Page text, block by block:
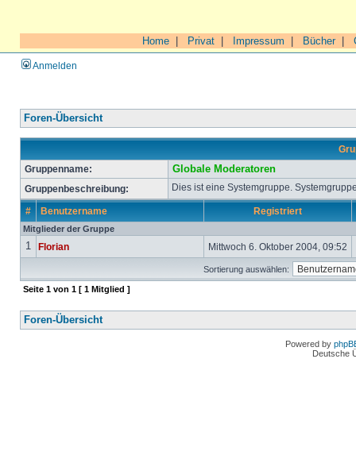
Home Privat Impressum Bücher|
Anmelden
Foren-Übersicht
Gruppenname:
Globale Moderatoren
Gruppenbeschreibung: Dies ist eine Systemgruppe.
# Benutzername Registriert
Mitglieder der Gruppe
1 Florian Mittwoch 6. Oktober 2004, 09:52
Sortierung auswählen:
Seite 1 von 1 [ 1 Mitglied ]
Foren-Übersicht
Powered by
Deutsche